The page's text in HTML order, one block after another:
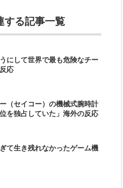
する記事一覧
にして世界で最も危険なチー
応
（セイコー）の機械式腕時計
を独占していた」海外の反応
て生き残れなかったゲーム機